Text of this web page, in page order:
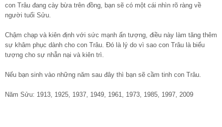
con Trâu đang cày bừa trên đồng, bạn sẽ có một cái nhìn rõ ràng về
người tuổi Sửu.
Chậm chạp và kiên định với sức mạnh ấn tượng, điều này làm tăng thêm
sự khâm phục dành cho con Trâu. Đó là lý do vì sao con Trâu là biểu
tượng cho sự nhẫn nại và kiên trì.
Nếu bạn sinh vào những năm sau đây thì bạn sẽ cầm tinh con Trâu.
Năm Sửu: 1913, 1925, 1937, 1949, 1961, 1973, 1985, 1997, 2009